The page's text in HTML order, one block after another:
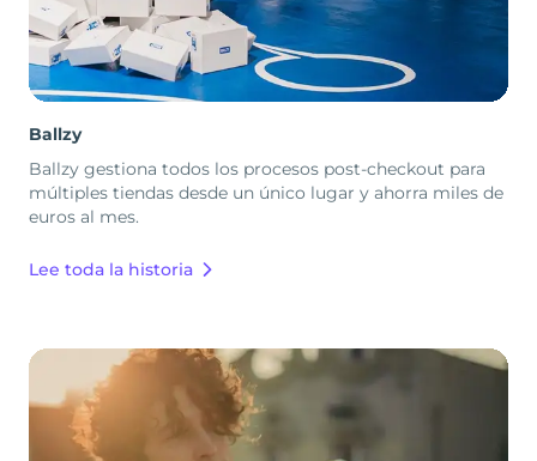
Ballzy
Ballzy gestiona todos los procesos post-checkout para
múltiples tiendas desde un único lugar y ahorra miles de
euros al mes.
Lee toda la historia